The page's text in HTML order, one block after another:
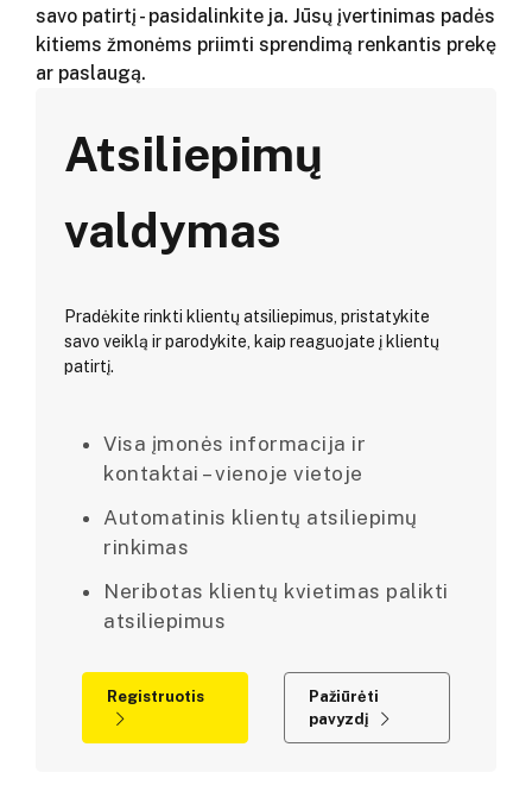
savo patirtį - pasidalinkite ja. Jūsų įvertinimas padės
kitiems žmonėms priimti sprendimą renkantis prekę
ar paslaugą.
Atsiliepimų
valdymas
Pradėkite rinkti klientų atsiliepimus, pristatykite
savo veiklą ir parodykite, kaip reaguojate į klientų
patirtį.
Visa įmonės informacija ir
kontaktai – vienoje vietoje
Automatinis klientų atsiliepimų
rinkimas
Neribotas klientų kvietimas palikti
atsiliepimus
Registruotis
Pažiūrėti
pavyzdį